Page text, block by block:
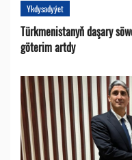
Ykdysadyýet
Türkmenistanyň daşary
göterim artdy